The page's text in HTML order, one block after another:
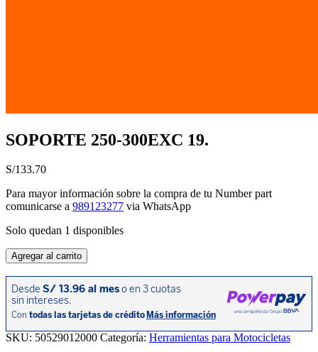
SOPORTE 250-300EXC 19.
S/133.70
Para mayor información sobre la compra de tu Number part
comunicarse a 989123277 via WhatsApp
Solo quedan 1 disponibles
SOPORTE
250-
300EXC
19.
cantidad
Agregar al carrito
SKU: 50529012000 Categoría: Herramientas para Motocicletas